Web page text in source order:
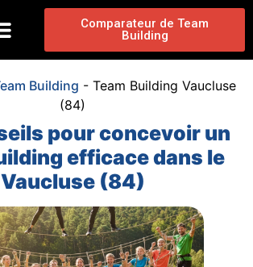
Comparateur de Team
Building
Building - Team Building Vaucluse
(84)
pour concevoir un
efficace dans le
Vaucluse (84)